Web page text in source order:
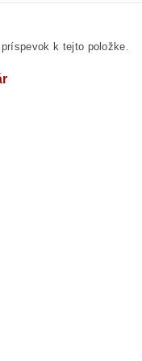
k tejto položke.